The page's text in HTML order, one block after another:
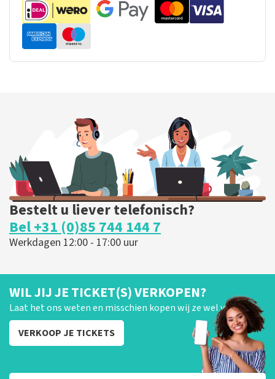
Bestelt u liever telefonisch?
Bel +31 (0)85 744 144 7
Werkdagen 12:00 - 17:00 uur
WIL JIJ JE TICKET(S) VERKOPEN?
Laat het ons weten en misschien kopen wij ze wel van je!
VERKOOP JE TICKETS